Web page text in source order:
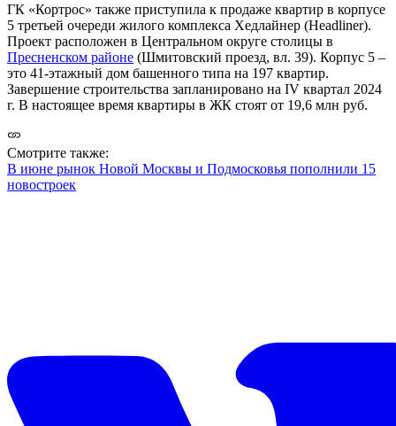
ГК «Кортрос» также приступила к продаже квартир в корпусе
5 третьей очереди жилого комплекса Хедлайнер (Headliner).
Проект расположен в Центральном округе столицы в
Пресненском районе (Шмитовский проезд, вл. 39). Корпус 5 –
это 41-этажный дом башенного типа на 197 квартир.
Завершение строительства запланировано на IV квартал 2024
г. В настоящее время квартиры в ЖК стоят от 19,6 млн руб.
Смотрите также:
В июне рынок Новой Москвы и Подмосковья пополнили 15
новостроек